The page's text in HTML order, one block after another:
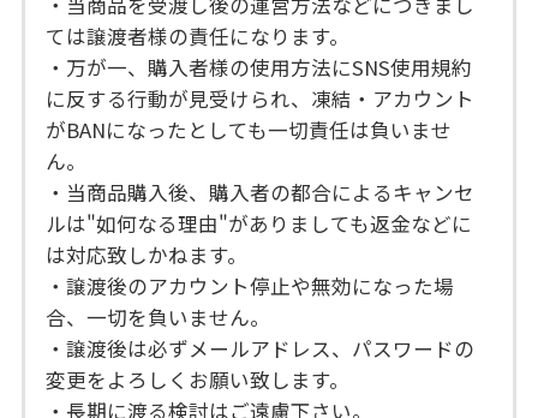
ては譲渡者様の責任になります。
・万が一、購入者様の使用方法にSNS使用規約
に反する行動が見受けられ、凍結・アカウント
がBANになったとしても一切責任は負いませ
ん。
・当商品購入後、購入者の都合によるキャンセ
ルは"如何なる理由"がありましても返金などに
は対応致しかねます。
・譲渡後のアカウント停止や無効になった場
合、一切を負いません。
・譲渡後は必ずメールアドレス、パスワードの
変更をよろしくお願い致します。
・長期に渡る検討はご遠慮下さい。